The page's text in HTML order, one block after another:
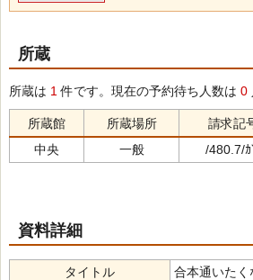
所蔵
所蔵は 1 件です。現在の予約待ち人数は 0
所蔵館 所蔵場所 請求記
中央
一般 /480.7/ｶ
資料詳細
タイトル
合本通いたく